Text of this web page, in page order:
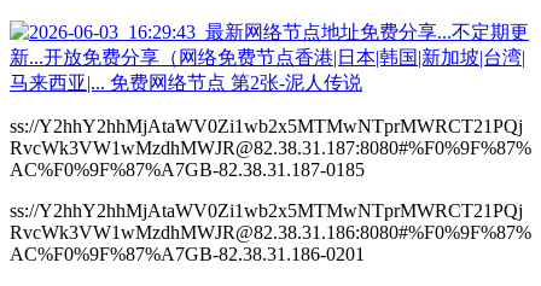
ss://Y2hhY2hhMjAtaWV0Zi1wb2x5MTMwNTprMWRCT21PQj
RvcWk3VW1wMzdhMWJR@82.38.31.187:8080#%F0%9F%87%
AC%F0%9F%87%A7GB-82.38.31.187-0185
ss://Y2hhY2hhMjAtaWV0Zi1wb2x5MTMwNTprMWRCT21PQj
RvcWk3VW1wMzdhMWJR@82.38.31.186:8080#%F0%9F%87%
AC%F0%9F%87%A7GB-82.38.31.186-0201